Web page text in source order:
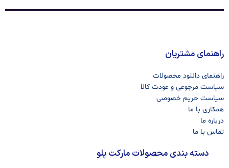
راهنمای مشتریان
راهنمای دانلود محصولات
سیاست مرجوعی و عودت کالا
سیاست حریم خصوصی
همکاری با ما
درباره ما
تماس با ما
دسته بندی محصولات مارکت پلو